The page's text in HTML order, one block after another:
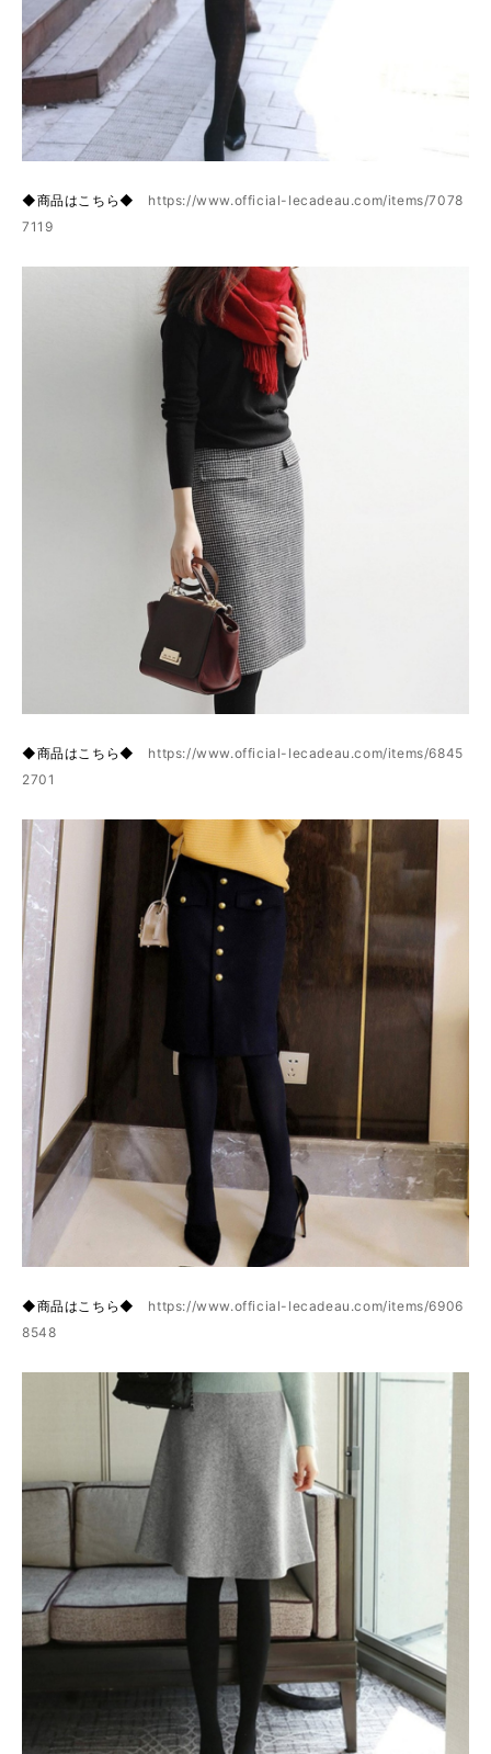
◆商品はこちら◆ https://www.official-lecadeau.com/items/7078
7119
◆商品はこちら◆ https://www.official-lecadeau.com/items/6845
2701
◆商品はこちら◆ https://www.official-lecadeau.com/items/6906
8548